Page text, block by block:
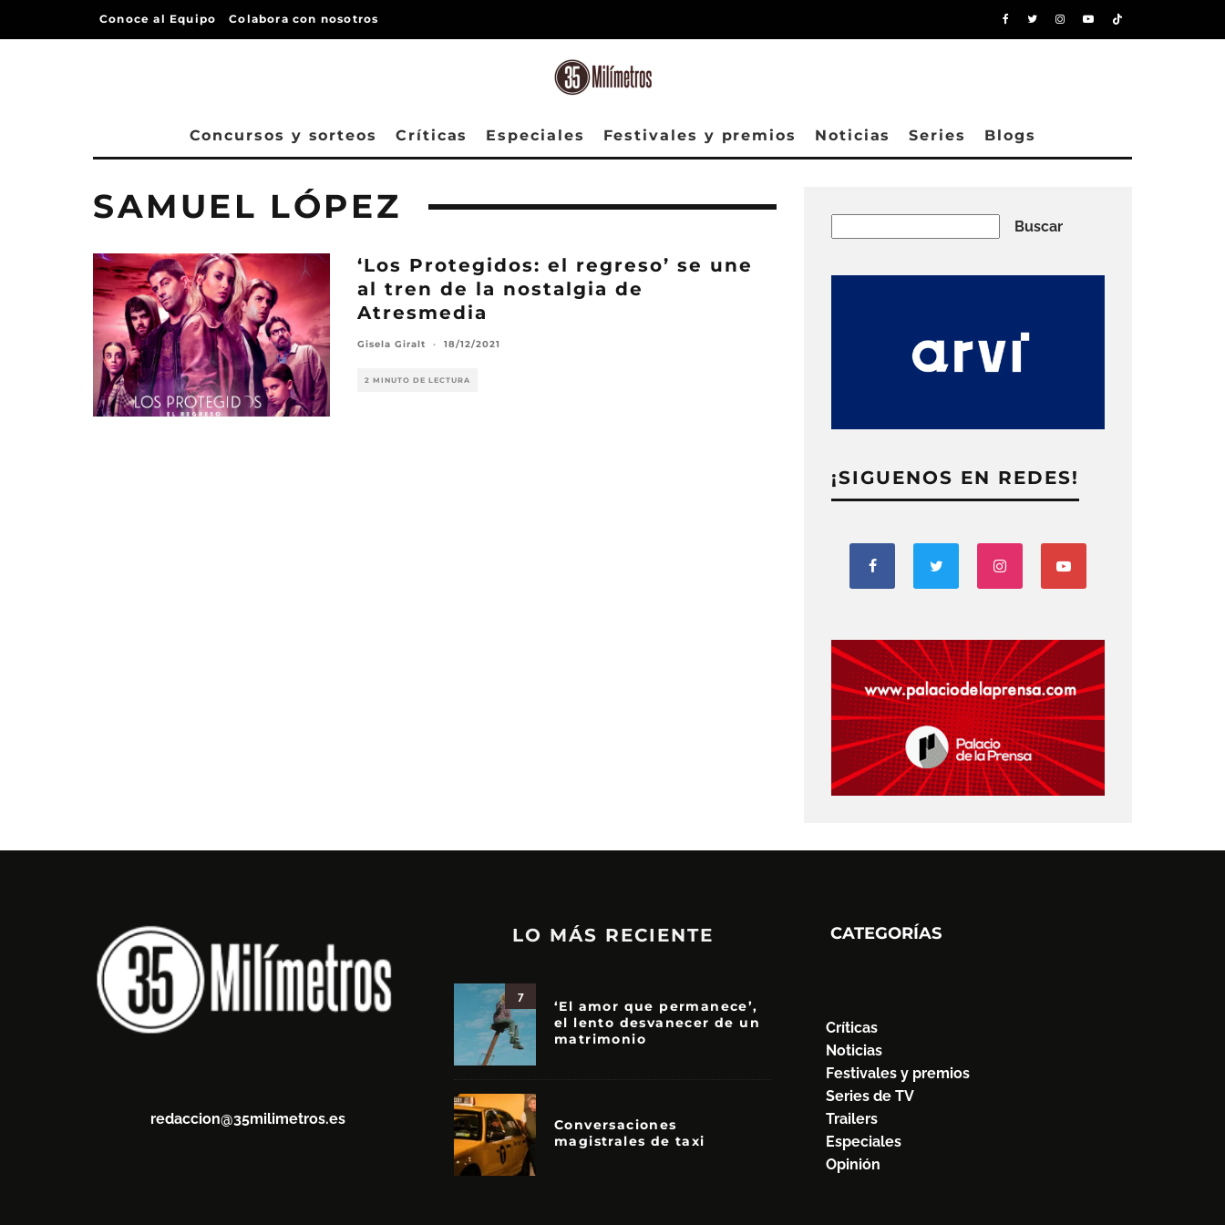
Conoce al Equipo Colabora con nosotros
Concursos y sorteos Críticas Especiales Festivales y premios Noticias Series Blogs
SAMUEL LÓPEZ
‘Los Protegidos: el regreso’ se une
al tren de la nostalgia de
Atresmedia
Gisela Giralt · 18/12/2021
2 MINUTO DE LECTURA
Buscar
¡SIGUENOS EN REDES!
redaccion@35milimetros.es
LO MÁS RECIENTE
7
‘El amor que permanece’,
el lento desvanecer de un
matrimonio
Conversaciones
magistrales de taxi
CATEGORÍAS
Críticas
Noticias
Festivales y premios
Series de TV
Trailers
Especiales
Opinión